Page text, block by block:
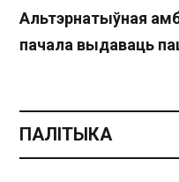
Альтэрнатыўная
пачала выдаваць
ПАЛІТЫКА